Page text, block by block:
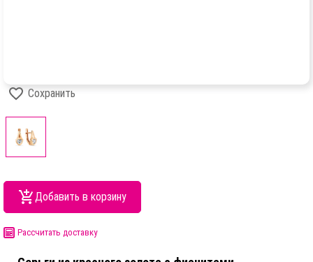
Сохранить
Добавить в корзину
Рассчитать доставку